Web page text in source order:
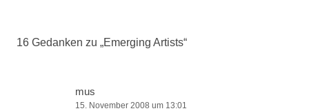
16 Gedanken zu „Emerging Artists“
mus
15. November 2008 um 13:01